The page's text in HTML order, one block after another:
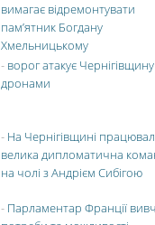
вимагає відремонтувати
пам’ятник Богдану
Хмельницькому
- ворог атакує Чернігівщину
дронами
- На Чернігівщині
велика дипломатична
на чолі з Андрієм Сибігою
- Парламентар Франції